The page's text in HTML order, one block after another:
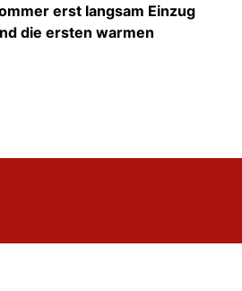
erst langsam Einzug
die ersten warmen